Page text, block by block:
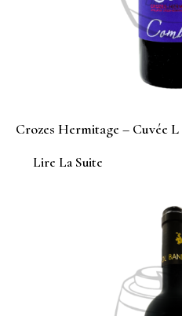
Crozes Hermitage – Cuvée L
Lire La Suite